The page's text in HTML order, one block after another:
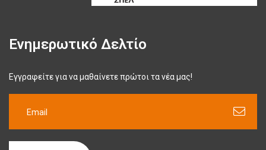
Ενημερωτικό Δελτίο
Εγγραφείτε για να μαθαίνετε πρώτοι τα νέα μας!